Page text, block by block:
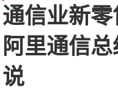
通信业新零
阿里通信
说